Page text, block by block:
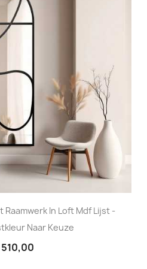
Raamwerk In Loft Mdf Lijst -
Naar Keuze